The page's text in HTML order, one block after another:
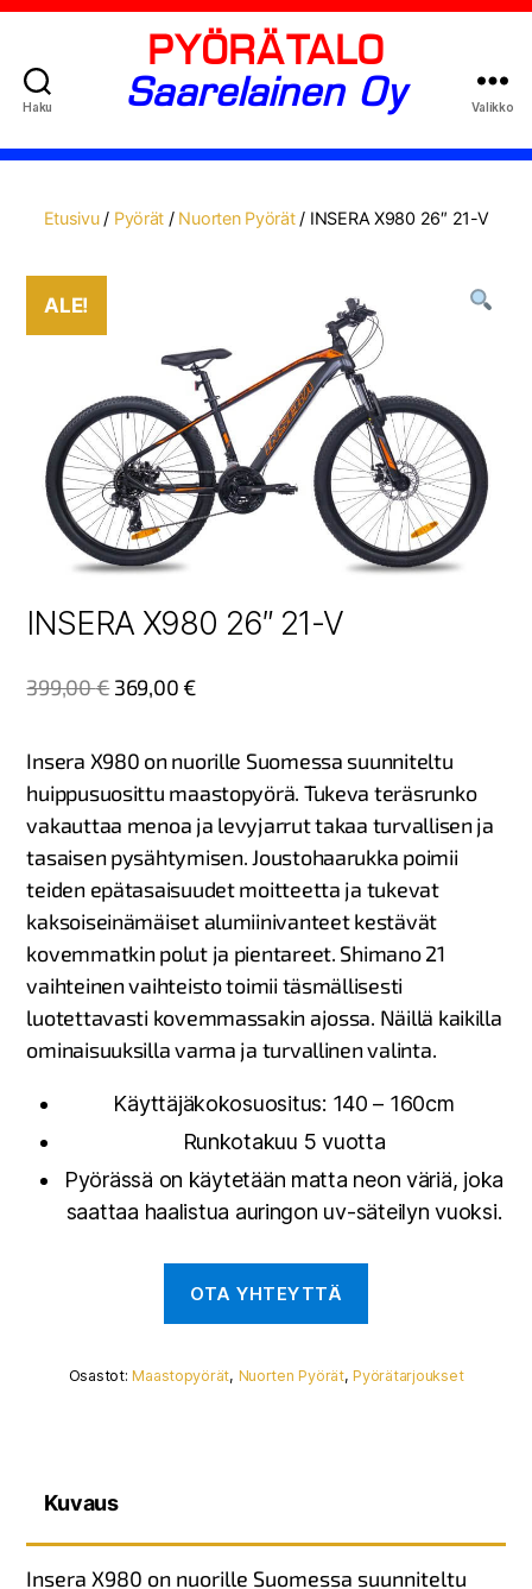
Haku
PYÖRÄTALO
Saarelainen Oy
Valikko
Etusivu/ Pyörät / Nuorten Pyörät/ INSERA X980 26″ 21-V
ALE!
INSERA X980 26″ 21-V
399,00€ 369,00 €
Insera X980 on nuorille Suomessa suunniteltu
huippusuosittu maastopyörä. Tukeva teräsrunko
vakauttaa menoa ja levyjarrut takaa turvallisen ja
tasaisen pysähtymisen. Joustohaarukka poimii
teiden epätasaisuudet moitteetta ja tukevat
kaksoiseinämäiset alumiinivanteet kestävät
kovemmatkin polut ja pientareet. Shimano 21
vaihteinen vaihteisto toimii täsmällisesti
luotettavasti kovemmassakin ajossa. Näillä kaikilla
ominaisuuksilla varma ja turvallinen valinta.
Käyttäjäkokosuositus: 140 – 160cm
Runkotakuu 5 vuotta
Pyörässä on käytetään matta neon väriä, joka
saattaa haalistua auringon uv-säteilyn vuoksi.
Osastot:Maastopyörät, Nuorten Pyörät,Pyörätarjoukset
Kuvaus
Insera X980 on nuorille Suomessa suunniteltu